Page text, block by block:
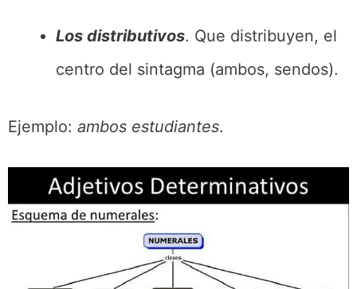
Los distributivos. Que distribuyen, el
centro del sintagma (ambos, sendos).
Ejemplo: ambos estudiantes.